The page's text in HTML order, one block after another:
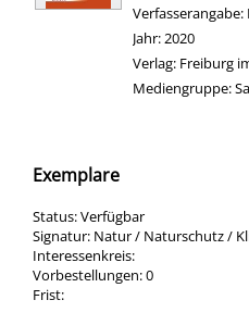
Verfasserangabe:
Jahr:2020
Verlag: Freiburg
Mediengruppe:
Exemplare
Status:Verfügbar
Signatur: Natur / Naturschutz /
Interessenkreis:
Vorbestellungen:0
Frist: